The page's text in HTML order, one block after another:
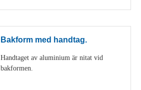
Bakform med handtag.
Handtaget av aluminium är nitat vid
bakformen.